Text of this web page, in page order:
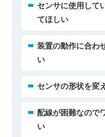
センサに使用して
てほしい
装置の動作に合わ
い
センサの形状を変
配線が困難なので
い